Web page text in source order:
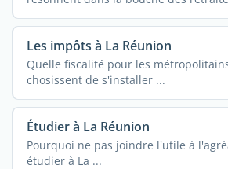
Les impôts à La Réunion
Quelle fiscalité pour les
chosissent de s'installer ...
Étudier à La Réunion
Pourquoi ne pas joindre l'utile à
étudier à La ...